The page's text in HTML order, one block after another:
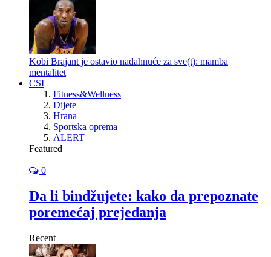
Kobi Brajant je ostavio nadahnuće za sve(t): mamba
mentalitet
CSI
Fitness&Wellness
Dijete
Hrana
Sportska oprema
ALERT
Featured
0
Da li bindžujete: kako da prepoznate
poremećaj prejedanja
Recent